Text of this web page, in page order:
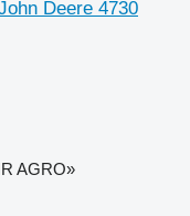
Deere 4730
AGRO»